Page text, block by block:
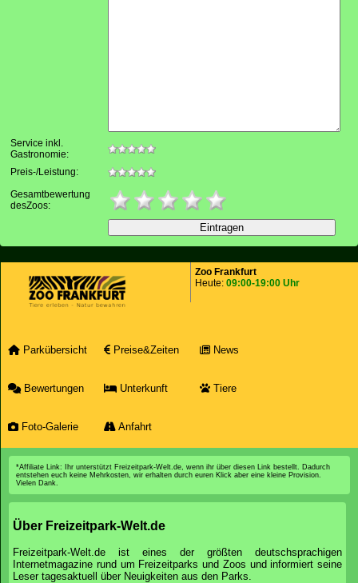
Service inkl.
Gastronomie:
Preis-/Leistung:
Gesamtbewertung
desZoos:
Zoo Frankfurt
Heute: 09:00-19:00 Uhr
Parkübersicht Preise&Zeiten News
Bewertungen Unterkunft Tiere
Foto-Galerie Anfahrt
*Affiliate Link: Ihr unterstützt Freizeitpark-Welt.de, wenn ihr über diesen Link bestellt. Dadurch
entstehen euch keine Mehrkosten, wir erhalten durch euren Klick aber eine kleine Provision.
Vielen Dank.
Über Freizeitpark-Welt.de
Freizeitpark-Welt.de ist eines der größten deutschsprachigen
Internetmagazine rund um Freizeitparks und Zoos und informiert seine
Leser tagesaktuell über Neuigkeiten aus den Parks.